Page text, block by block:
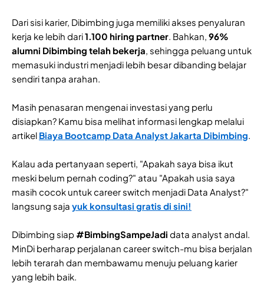
Dari sisi karier, Dibimbing juga memiliki akses penyaluran
kerja ke lebih dari1.100 hiring partner. Bahkan, 96%
alumni Dibimbing telah bekerja, sehingga peluang untuk
memasuki industri menjadi lebih besar dibanding belajar
sendiri tanpa arahan.
Masih penasaran mengenai investasi yang perlu
disiapkan? Kamu bisa melihat informasi lengkap melalui
artikel Biaya Bootcamp Data Analyst Jakarta Dibimbing.
Kalau ada pertanyaan seperti, "Apakah saya bisa ikut
meski belum pernah coding?" atau "Apakah usia saya
masih cocok untuk career switch menjadi Data Analyst?"
langsung saja yuk konsultasi gratis di sini!
Dibimbing siap #BimbingSampeJadi data analyst andal.
MinDi berharap perjalanan career switch-mu bisa berjalan
lebih terarah dan membawamu menuju peluang karier
yang lebih baik.